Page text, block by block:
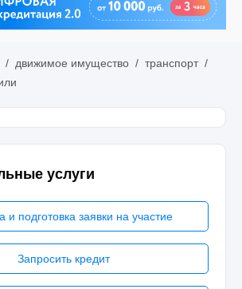
/ движимое имущество / транспорт /
услуги
и подготовка заявки на участие
Запросить кредит